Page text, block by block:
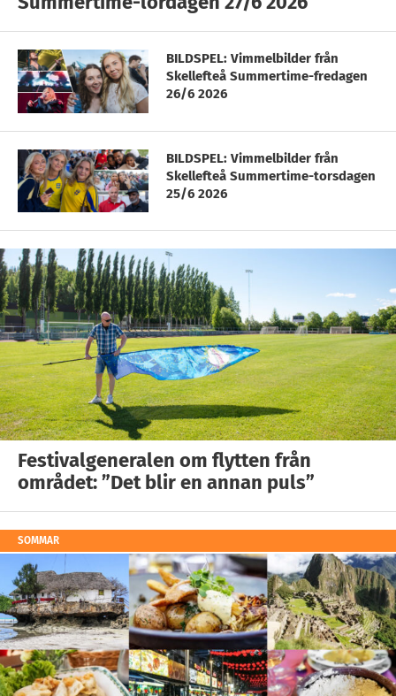
BILDSPEL: Vimmelbilder från
Skellefteå Summertime-fredagen
26/6 2026
BILDSPEL: Vimmelbilder från
Skellefteå Summertime-torsdagen
25/6 2026
Festivalgeneralen om flytten från
området: ”Det blir en annan puls”
SOMMAR